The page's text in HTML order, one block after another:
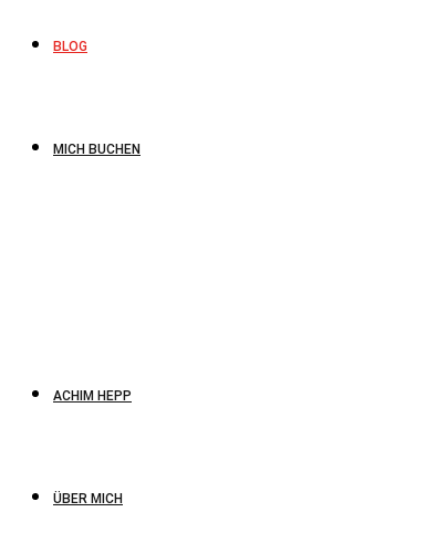
BLOG
MICH BUCHEN
ACHIM HEPP
ÜBER MICH